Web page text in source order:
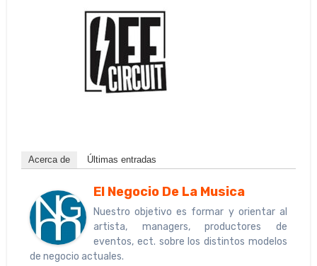
Acerca de Últimas entradas
El Negocio De La Musica
Nuestro objetivo es formar y orientar al
artista, managers, productores de
eventos, ect. sobre los distintos modelos
de negocio actuales.